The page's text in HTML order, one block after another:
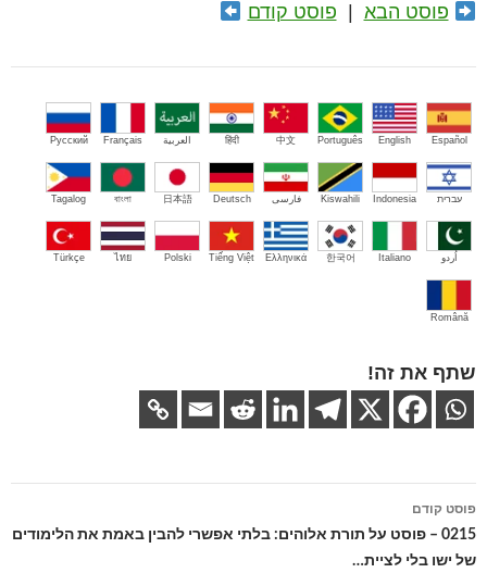
פוסט הבא פוסט קודם
Español
English
Português
中文
हिंदी العربية Français
Русский
עברית Indonesia
Kiswahili فارسی Deutsch
日本語
বাংলা
Tagalog
اُردو Italiano
한국어
Ελληνικά
Tiếng Việt
Polski
ไทย
Türkçe
Română
שתף את זה!
ניווט
בפוסטים
פוסט קודם
0215 – פוסט על תורת אלוהים: בלתי אפשרי להבין באמת את הלימודים
של ישו בלי לציית…